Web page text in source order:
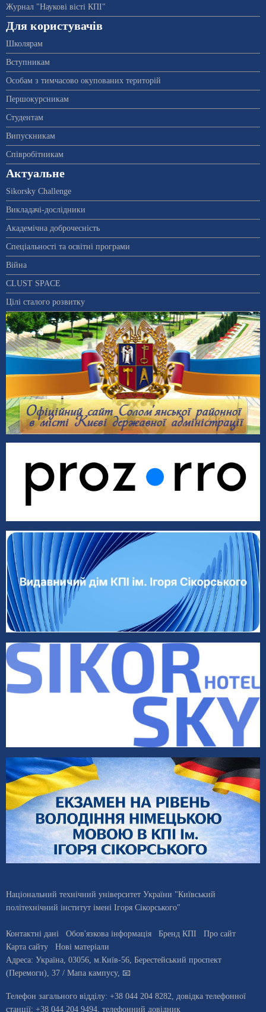
Журнал "Наукові вісті КПІ"
Для користувачів
Школярам
Вступникам
Особам з тимчасово окупованих територій
Першокурсникам
Студентам
Випускникам
Співробітникам
Актуальне
Sikorsky Challenge
Викладачі-дослідники
Академічна доброчесність
Спеціальності та освітні програми
Війна
CLUST SPACE
Цілі сталого розвитку
Національний технічний університет України "Київський
політехнічний інститут імені Ігоря Сікорського"
Контактні дані Обов'язкова інформація Бренд КПІ
Про сайт
Карта сайту
Нові матеріали
Адреса: Україна 03056 , м. Київ-56, Берестейський проспект
(Перемоги), 37 / Мапа кампусу, 📧
Телефон загального відділу: +38 044 204 8282 , довiдка телефонної
станцiї: +38 044 204 9494 телефонний довідник